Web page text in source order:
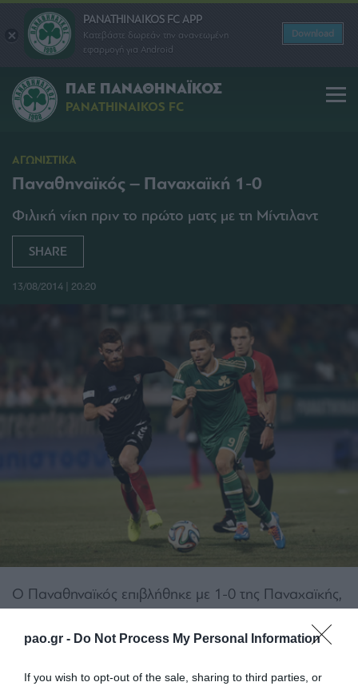
pao.gr - Do Not Process My Personal Information
If you wish to opt-out of the sale, sharing to third parties, or
PANATHINAIKOS FC APP
Κατεβάστε δωρεάν την ανανεωμένη
εφαρμογή για Android
Download
ΠΑΕ ΠΑΝΑΘΗΝΑΪΚΟΣ
PANATHINAIKOS FC
ΑΓΩΝΙΣΤΙΚΑ
Παναθηναϊκός – Παναχαϊκή 1-0
Φιλική νίκη πριν το πρώτο ματς με τη Μίντιλαντ
SHARE
13/08/2014 | 20:20
Ο Παναθηναϊκός επιβλήθηκε με 1-0 της Παναχαϊκής,
πρώτο του ματς με τη Μίντιλαντ για τα play offs του